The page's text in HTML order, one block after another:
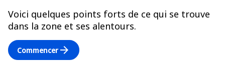
Voici quelques points forts de ce qui se trouve
dans la zone et ses alentours.
Commencerarrow_forward